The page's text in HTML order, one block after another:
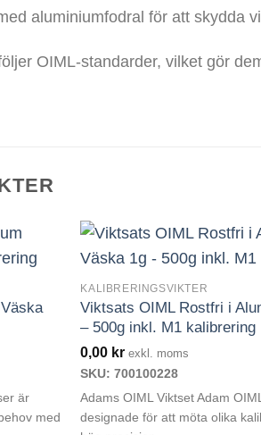
aluminiumfodral för att skydda
OIML-standarder, vilket gör
är
med
KALIBRERINGSVIKTER
Viktsats OIML Rostfri i
– 500g inkl. M1 kalibrering
0,00 kr exkl. moms
SKU: 700100228
Adams OIML Viktset Adam
designade för att möta olika